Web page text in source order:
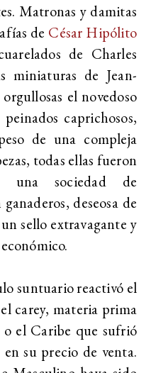
Matronas y damitas
de César Hipólito
de Charles
miniaturas de Jean-
el novedoso
caprichosos,
de una compleja
todas ellas fueron
una sociedad de
deseosa de
sello extravagante y
suntuario reactivó el
carey, materia prima
el Caribe que sufrió
su precio de venta.